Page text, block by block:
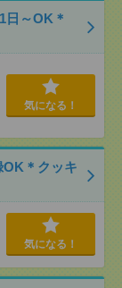
日～OK＊
気になる！
＊クッキ
気になる！